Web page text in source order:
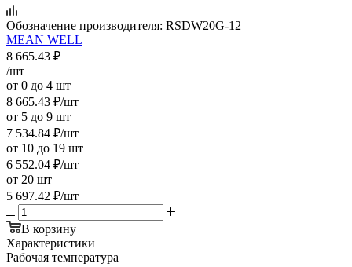
Обозначение производителя: RSDW20G-12
MEAN WELL
8 665.43 ₽
/шт
от 0 до 4 шт
8 665.43 ₽/шт
от 5 до 9 шт
7 534.84 ₽/шт
от 10 до 19 шт
6 552.04 ₽/шт
от 20 шт
5 697.42 ₽/шт
В корзину
Характеристики
Рабочая температура